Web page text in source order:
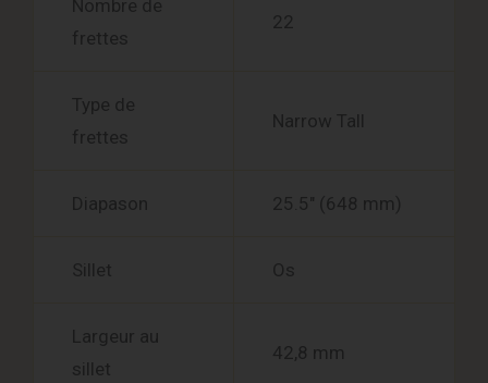
Nombre de
frettes
22
Type de
frettes
Narrow Tall
Diapason 25.5″ (648 mm)
Sillet Os
Largeur au
sillet
42,8 mm